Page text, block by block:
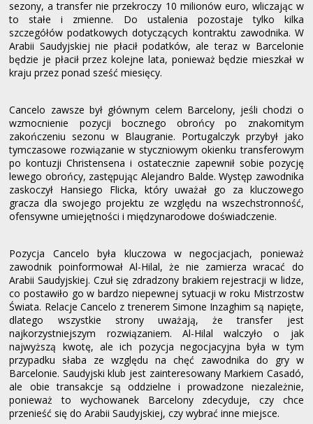
sezony, a transfer nie przekroczy 10 milionów euro, wliczając w
to stałe i zmienne. Do ustalenia pozostaje tylko kilka
szczegółów podatkowych dotyczących kontraktu zawodnika. W
Arabii Saudyjskiej nie płacił podatków, ale teraz w Barcelonie
będzie je płacił przez kolejne lata, ponieważ będzie mieszkał w
kraju przez ponad sześć miesięcy.
Cancelo zawsze był głównym celem Barcelony, jeśli chodzi o
wzmocnienie pozycji bocznego obrońcy po znakomitym
zakończeniu sezonu w Blaugranie. Portugalczyk przybył jako
tymczasowe rozwiązanie w styczniowym okienku transferowym
po kontuzji Christensena i ostatecznie zapewnił sobie pozycję
lewego obrońcy, zastępując Alejandro Balde. Występ zawodnika
zaskoczył Hansiego Flicka, który uważał go za kluczowego
gracza dla swojego projektu ze względu na wszechstronność,
ofensywne umiejętności i międzynarodowe doświadczenie.
Pozycja Cancelo była kluczowa w negocjacjach, ponieważ
zawodnik poinformował Al-Hilal, że nie zamierza wracać do
Arabii Saudyjskiej. Czuł się zdradzony brakiem rejestracji w lidze,
co postawiło go w bardzo niepewnej sytuacji w roku Mistrzostw
Świata. Relacje Cancelo z trenerem Simone Inzaghim są napięte,
dlatego wszystkie strony uważają, że transfer jest
najkorzystniejszym rozwiązaniem. Al-Hilal walczyło o jak
najwyższą kwotę, ale ich pozycja negocjacyjna była w tym
przypadku słaba ze względu na chęć zawodnika do gry w
Barcelonie. Saudyjski klub jest zainteresowany Markiem Casadó,
ale obie transakcje są oddzielne i prowadzone niezależnie,
ponieważ to wychowanek Barcelony zdecyduje, czy chce
przenieść się do Arabii Saudyjskiej, czy wybrać inne miejsce.